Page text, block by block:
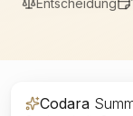
Codara